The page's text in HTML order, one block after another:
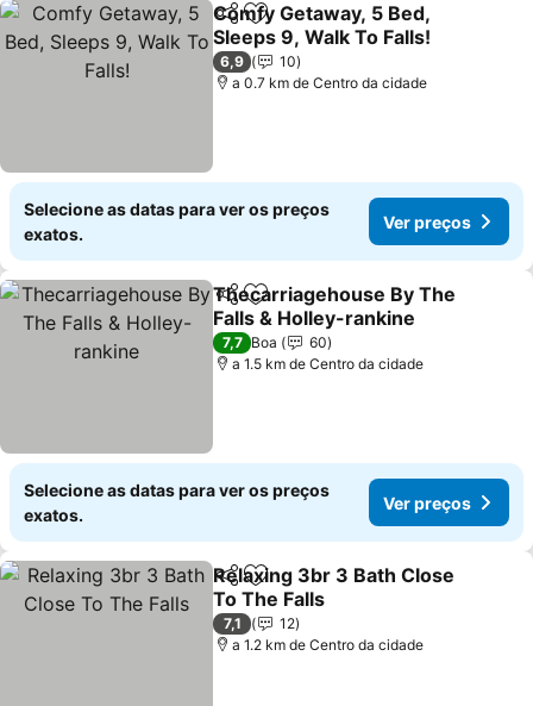
PartilharAdicionar aos favoritos
Comfy Getaway, 5 Bed,
Sleeps 9, Walk To Falls!
Ver preços
6,9
10
a 0.7 km de Centro da cidade
Selecione as datas para ver os preços
exatos.
Ver preços
PartilharAdicionar aos favoritos
Thecarriagehouse By The
Falls & Holley-rankine
Ver preços
7,7 Boa
60
a 1.5 km de Centro da cidade
Selecione as datas para ver os preços
exatos.
Ver preços
PartilharAdicionar aos favoritos
Relaxing 3br 3 Bath Close
To The Falls
Ver preços
7,1
12
a 1.2 km de Centro da cidade